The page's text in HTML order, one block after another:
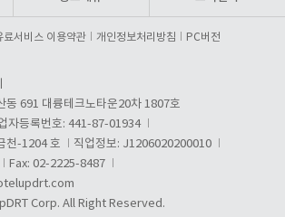
료서비스 이용약관 개인정보처리방침 PC버전
동 691 대륭테크노타운20차 1807호
자등록번호: 441-87-01934
천-1204 호
직업정보: J1206020200010
Fax: 02-2225-8487
Corp. All Right Reserved.